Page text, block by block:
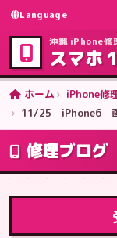
Language
沖縄 iPhone修
スマホ
ホーム
iPhone修
11/25 iPhone6
修理ブログ